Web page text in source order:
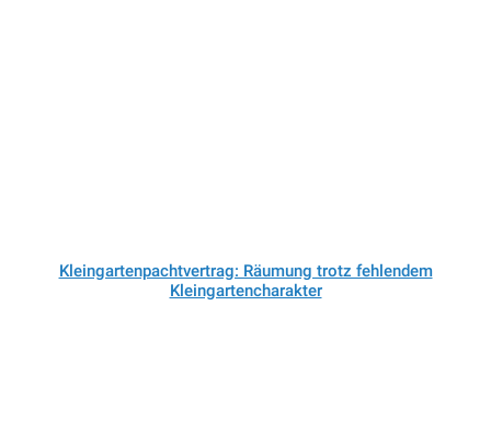
Kleingartenpachtvertrag: Räumung trotz fehlendem
Kleingartencharakter